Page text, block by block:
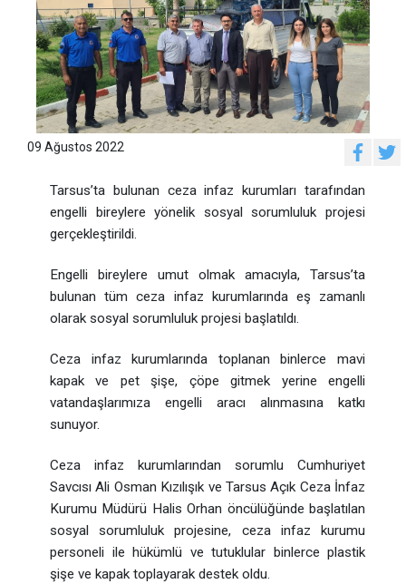
09 Ağustos 2022
Tarsus’ta bulunan ceza infaz kurumları tarafından
engelli bireylere yönelik sosyal sorumluluk projesi
gerçekleştirildi.
Engelli bireylere umut olmak amacıyla, Tarsus’ta
bulunan tüm ceza infaz kurumlarında eş zamanlı
olarak sosyal sorumluluk projesi başlatıldı.
Ceza infaz kurumlarında toplanan binlerce mavi
kapak ve pet şişe, çöpe gitmek yerine engelli
vatandaşlarımıza engelli aracı alınmasına katkı
sunuyor.
Ceza infaz kurumlarından sorumlu Cumhuriyet
Savcısı Ali Osman Kızılışık ve Tarsus Açık Ceza İnfaz
Kurumu Müdürü Halis Orhan öncülüğünde başlatılan
sosyal sorumluluk projesine, ceza infaz kurumu
personeli ile hükümlü ve tutuklular binlerce plastik
şişe ve kapak toplayarak destek oldu.